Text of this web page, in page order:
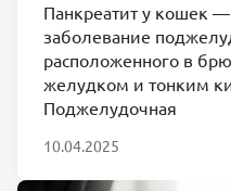
Панкреатит у кошек —
заболевание
расположенного в
желудком и тонким
Поджелудочная
10.04.2025